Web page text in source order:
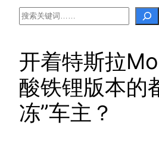
Search
开着特斯拉
酸铁锂版本的
冻”车主？